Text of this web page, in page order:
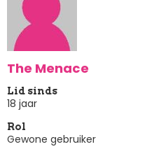
The Menace
Lid sinds
18 jaar
Rol
Gewone gebruiker